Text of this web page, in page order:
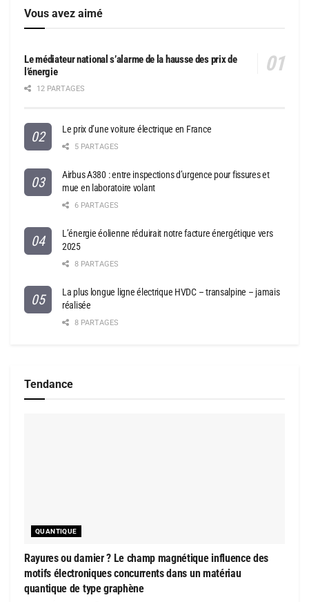
Vous avez aimé
Le médiateur national s’alarme de la hausse des prix de
l’énergie
12 PARTAGES
Le prix d’une voiture électrique en France
5 PARTAGES
Airbus A380 : entre inspections d’urgence pour fissures et
mue en laboratoire volant
6 PARTAGES
L’énergie éolienne réduirait notre facture énergétique vers
2025
8 PARTAGES
La plus longue ligne électrique HVDC – transalpine – jamais
réalisée
8 PARTAGES
Tendance
QUANTIQUE
Rayures ou damier ? Le champ magnétique influence des
motifs électroniques concurrents dans un matériau
quantique de type graphène